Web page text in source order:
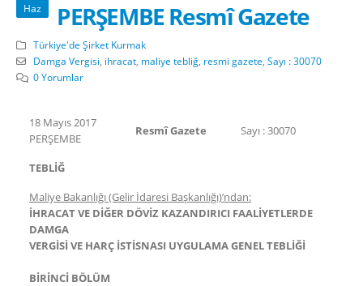
Haz
PERŞEMBE Resmî Gazete
Türkiye'de Şirket Kurmak
Damga Vergisi ihracat, maliye tebliğ, resmi gazete Sayı : 30070
0 Yorumlar
18 Mayıs 2017
PERŞEMBE
Resmî Gazete Sayı : 30070
TEBLİĞ
Maliye Bakanlığı (Gelir İdaresi Başkanlığı)’ndan:
İHRACAT VE DİĞER DÖVİZ KAZANDIRICI FAALİYETLERDE
DAMGA
VERGİSİ VE HARÇ İSTİSNASI UYGULAMA GENEL TEBLİĞİ
BİRİNCİ BÖLÜM